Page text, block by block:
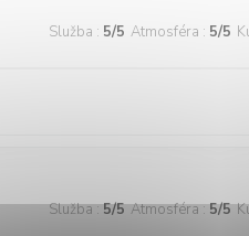
Služba : 5/5 Atmosféra : 5/5
Služba:5/5 Atmosféra:5/5